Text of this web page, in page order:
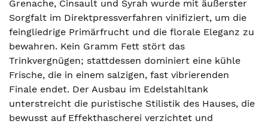
Grenache, Cinsault und Syrah wurde mit äußerster
Sorgfalt im Direktpressverfahren vinifiziert, um die
feingliedrige Primärfrucht und die florale Eleganz zu
bewahren. Kein Gramm Fett stört das
Trinkvergnügen; stattdessen dominiert eine kühle
Frische, die in einem salzigen, fast vibrierenden
Finale endet. Der Ausbau im Edelstahltank
unterstreicht die puristische Stilistik des Hauses, die
bewusst auf Effekthascherei verzichtet und